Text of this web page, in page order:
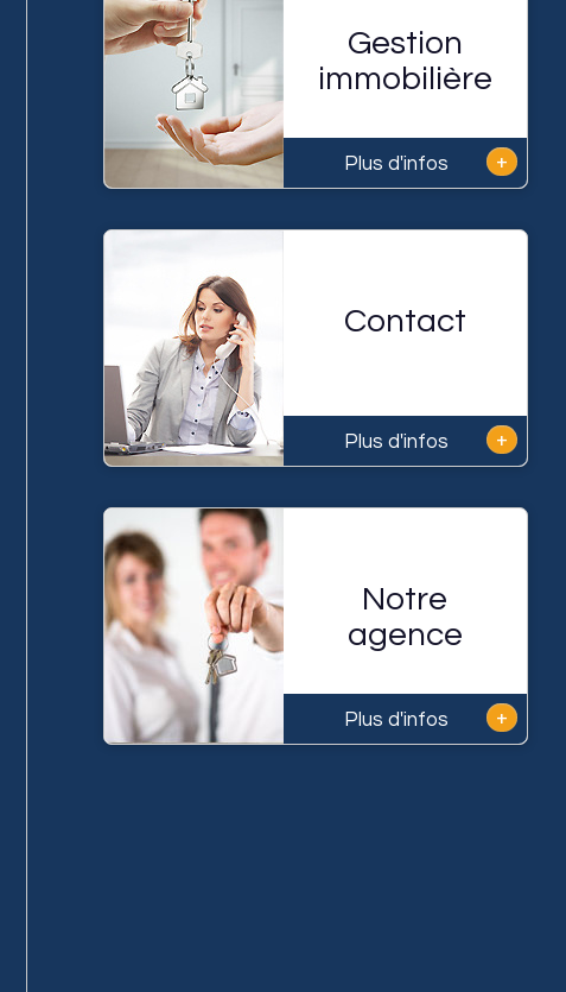
Gestion
immobilière
Plus d'infos +
Contact
Plus d'infos +
Notre
agence
Plus d'infos +